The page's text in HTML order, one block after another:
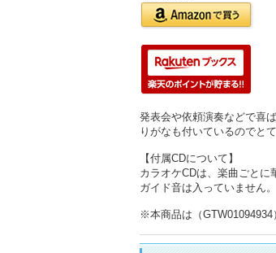
発表会や依頼演奏などで喜
りがなも付いているのでと
【付属CDについて】
カラオケCDは、楽曲ごとに
ガイド音は入っていません。
※本商品は（GTW01094934